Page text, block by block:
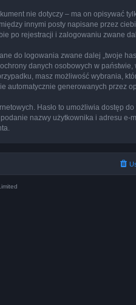
nie dotyczy – ma on opisywać
innymi posty napisane przez
po rejestracji i zalogowaniu zwane
do logowania zwane dalej „twoje
danych osobowych w
masz możliwość wybrania,
automatycznie generowanych przez
Hasło to umożliwia dostęp
nazwy użytkownika i adresu